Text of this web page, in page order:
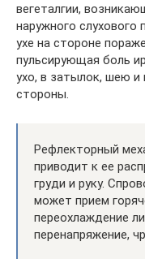
вегеталгии,
наружного слухового
ухе на стороне
пульсирующая боль
ухо, в затылок, шею
стороны.
Рефлекторный
приводит к ее
груди и руку.
может прием
переохлаждение
перенапряжение,